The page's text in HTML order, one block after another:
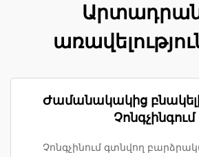
Ժամանակակից
Չոնգչինգում
Չոնգչինում գտնվող